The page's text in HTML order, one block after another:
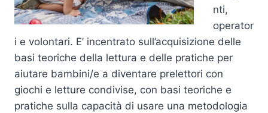
nti,
operator
i e volontari. E’ incentrato sull’acquisizione delle
basi teoriche della lettura e delle pratiche per
aiutare bambini/e a diventare prelettori con
giochi e letture condivise, con basi teoriche e
pratiche sulla capacità di usare una metodologia